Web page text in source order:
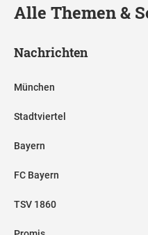
Alle Themen &
Nachrichten
München
Stadtviertel
Bayern
FC Bayern
TSV 1860